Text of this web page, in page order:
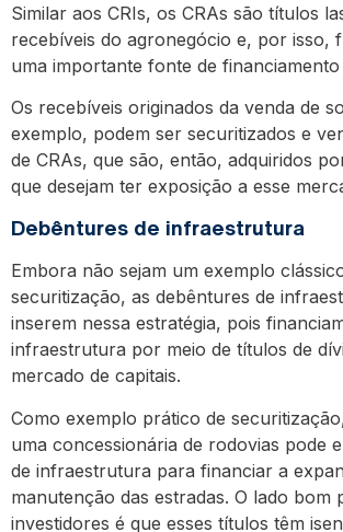
Similar aos CRIs, os CRAs são títulos
recebíveis do agronegócio e, por isso,
uma importante fonte de
Os recebíveis originados da venda de
exemplo, podem ser securitizados e
de CRAs, que são, então, adquiridos
que desejam ter exposição a esse
Debêntures de infraestrutura
Embora não sejam um exemplo
securitização, as debêntures de
inserem nessa estratégia, pois
infraestrutura por meio de títulos de
mercado de capitais.
Como exemplo prático de
uma concessionária de rodovias pode
de infraestrutura para financiar a
manutenção das estradas. O lado bom
investidores é que esses títulos têm